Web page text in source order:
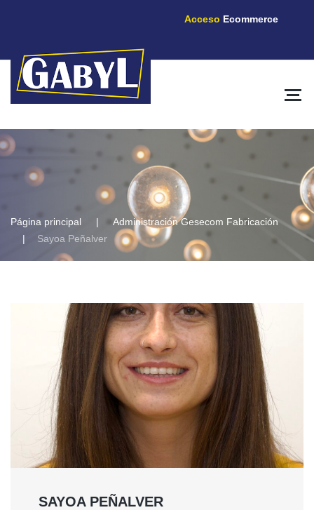
Página principal
Administración Gesecom Fabricación
Sayoa Peñalver
SAYOA PEÑALVER
Acceso Ecommerce